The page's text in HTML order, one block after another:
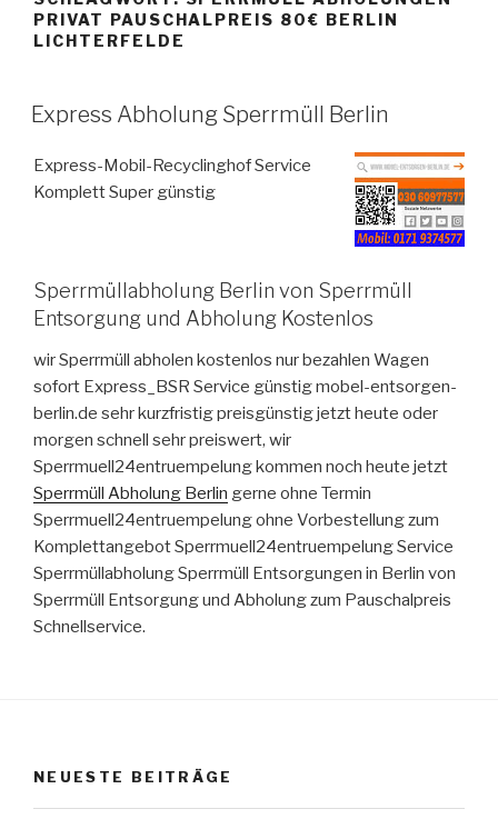
PRIVAT PAUSCHALPREIS 80€ BERLIN
LICHTERFELDE
VERÖFFENTLICHT
AM
Express Abholung Sperrmüll Berlin
Express-Mobil-Recyclinghof Service
Komplett Super günstig
Sperrmüllabholung Berlin von Sperrmüll
Entsorgung und Abholung Kostenlos
wir Sperrmüll abholen kostenlos nur bezahlen Wagen
sofort Express_BSR Service günstig mobel-entsorgen-
berlin.de sehr kurzfristig preisgünstig jetzt heute oder
morgen schnell sehr preiswert, wir
Sperrmuell24entruempelung kommen noch heute jetzt
Sperrmüll Abholung Berlin gerne ohne Termin
Sperrmuell24entruempelung ohne Vorbestellung zum
Komplettangebot Sperrmuell24entruempelung Service
Sperrmüllabholung Sperrmüll Entsorgungen in Berlin von
Sperrmüll Entsorgung und Abholung zum Pauschalpreis
Schnellservice.
NEUESTE BEITRÄGE